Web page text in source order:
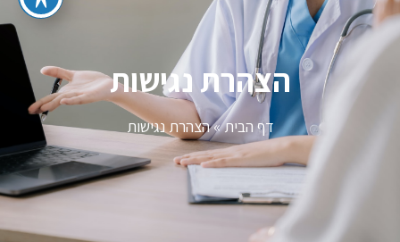
הצהרת נגישות
דף הבית»הצהרת נגישות